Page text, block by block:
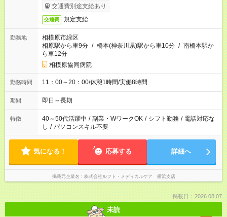
交通費別途支給あり
交通費 規定支給
勤務地
相模原市緑区
相原駅から車9分 / 橋本(神奈川県)駅から車10分 / 南橋本駅か
ら車12分
相模原協同病院
勤務時間 11：00～20：00/休憩1時間/実働8時間
期間 即日～長期
特徴 40～50代活躍中 / 副業・WワークOK / シフト勤務 / 電話対応な
し / パソコンスキル不要
気になる！ 応募する 詳細へ
掲載元企業名 株式会社ルフト・メディカルケア 横浜支店
掲載日：2026.08.07
未読